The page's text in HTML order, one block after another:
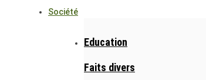
Société
Education
Faits divers